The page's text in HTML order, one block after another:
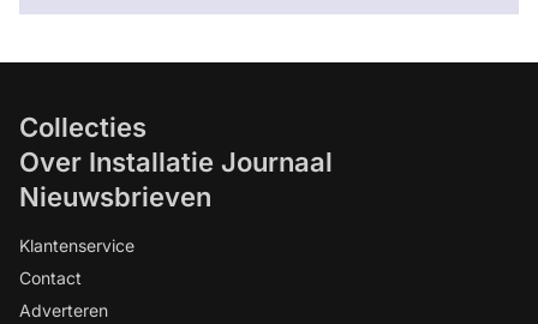
Collecties
Over Installatie Journaal
Nieuwsbrieven
Klantenservice
Contact
Adverteren